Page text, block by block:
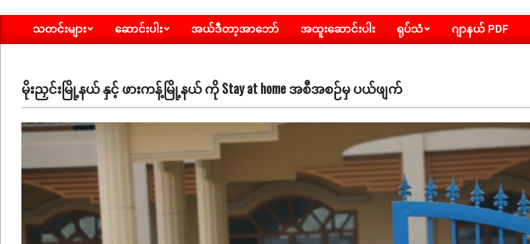
ရှမ်း
နီ
သတင်း
Primary
သတင်းများ ဆောင်းပါး အယ်ဒီတာ့အာဘော် အထူးဆောင်းပါး ရုပ်သံ ဂျာနယ် PDF
မိုးညှင်းမြို့နယ် နှင့် ဖားကန့်မြို့နယ် ကို Stay at home အစီအစဉ်မှ ပယ်ဖျက်